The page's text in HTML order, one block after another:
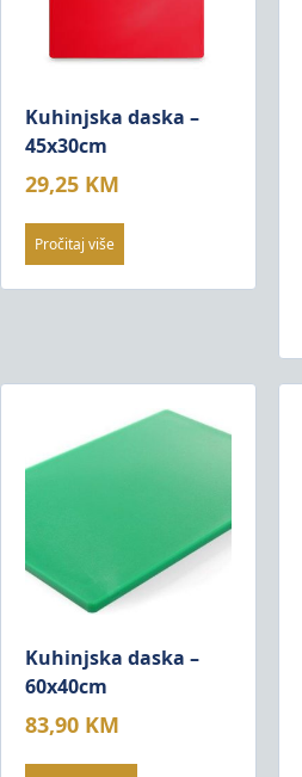
Kuhinjska daska –
45x30cm
29,25 KM
Pročitaj više
Kuhinjska daska –
60x40cm
83,90 KM